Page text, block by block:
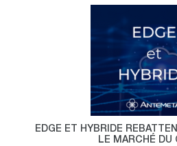
EDGE ET HYBRIDE
LE MARCHÉ DU